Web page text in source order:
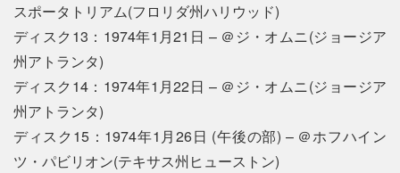
スポータトリアム(フロリダ州ハリウッド)
ディスク13：1974年1月21日 – ＠ジ・オムニ(ジョージア
州アトランタ)
ディスク14：1974年1月22日 – ＠ジ・オムニ(ジョージア
州アトランタ)
ディスク15：1974年1月26日 (午後の部) – ＠ホフハイン
ツ・パビリオン(テキサス州ヒューストン)